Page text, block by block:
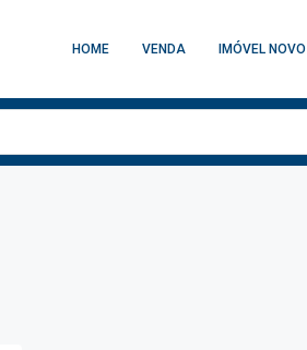
HOME VENDA IMÓVEL NOVO